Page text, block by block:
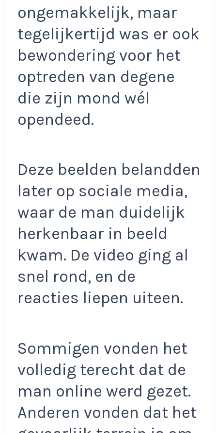
ongemakkelijk, maar
tegelijkertijd was er ook
bewondering voor het
optreden van degene
die zijn mond wél
opendeed.
Deze beelden belandden
later op sociale media,
waar de man duidelijk
herkenbaar in beeld
kwam. De video ging al
snel rond, en de
reacties liepen uiteen.
Sommigen vonden het
volledig terecht dat de
man online werd gezet.
Anderen vonden dat het